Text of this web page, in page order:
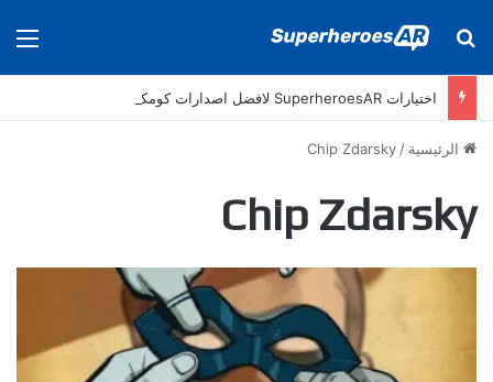
بحث عن
الرئيسية /
Chip Zdarsky
Chip Zdarsky